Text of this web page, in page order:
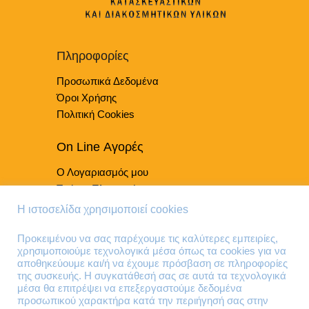
μπορούν
επιλεγούν
σελίδα
του
προϊόντος
Πληροφορίες
Προσωπικά Δεδομένα
Όροι Χρήσης
Πολιτική Cookies
On Line Αγορές
Ο Λογαριασμός μου
Τρόποι Πληρωμής
Τρόποι Παράδοσης
Τηλέφωνα Επικοινωνίας
210 41 13 636
210 41 13 280
Η ιστοσελίδα χρησιμοποιεί cookies
Προκειμένου να σας παρέχουμε τις καλύτερες εμπειρίες,
χρησιμοποιούμε τεχνολογικά μέσα όπως τα cookies για να
αποθηκεύουμε και/ή να έχουμε πρόσβαση σε πληροφορίες
της συσκευής. Η συγκατάθεσή σας σε αυτά τα τεχνολογικά
μέσα θα επιτρέψει να επεξεργαστούμε δεδομένα
προσωπικού χαρακτήρα κατά την περιήγησή σας στην